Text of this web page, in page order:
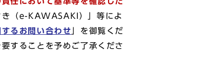
き（e-KAWASAKI）」等によ
るお問い合わせ
」を御覧くだ
することを予めご了承くださ